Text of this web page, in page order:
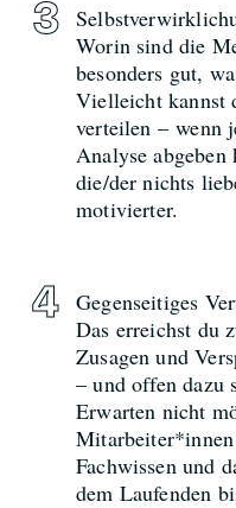
Worin sind die
besonders gut,
Vielleicht kannst
verteilen – wenn
Analyse
die/der nichts
motivierter.
Gegenseitiges
Das erreichst du
Zusagen und
– und offen dazu
Erwarten nicht
Mitarbeiter*innen
Fachwissen und
dem Laufenden